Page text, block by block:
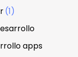
(1)
apps